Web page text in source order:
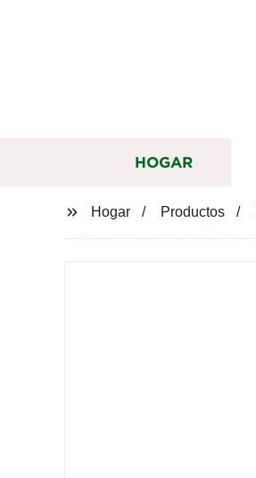
HOGAR
Hogar Productos